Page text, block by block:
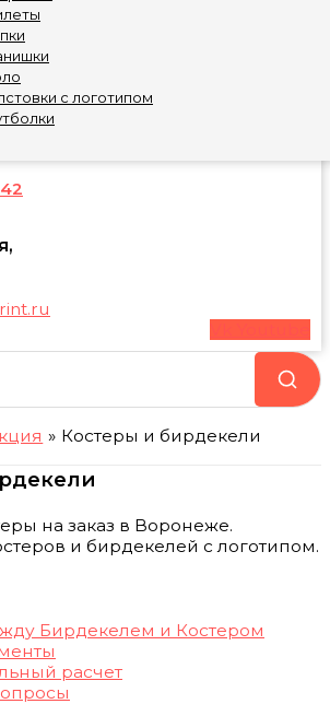
с логотипом
Костеры и бирдекели
на заказ в Воронеже.
и бирдекелей с логотипом.
Бирдекелем и Костером
расчет